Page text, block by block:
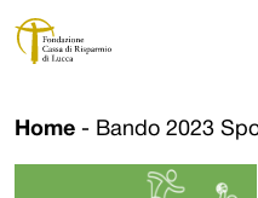
Navigazione principale
Home - Bando 2023